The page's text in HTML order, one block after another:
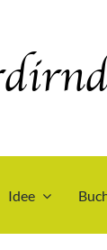
Idee